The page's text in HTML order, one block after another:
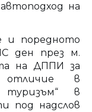
на
и поредното
ден през м.
на ДППИ за
отличие в
туризъм“ в
под надслов